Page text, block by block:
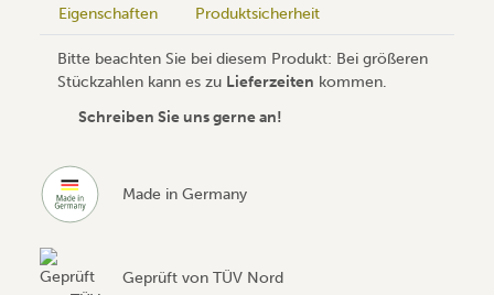
Eigenschaften Produktsicherheit
Bitte beachten Sie bei diesem Produkt: Bei größeren
Stückzahlen kann es zu Lieferzeiten kommen.
Schreiben Sie uns gerne an!
Made in Germany
Geprüft von TÜV Nord